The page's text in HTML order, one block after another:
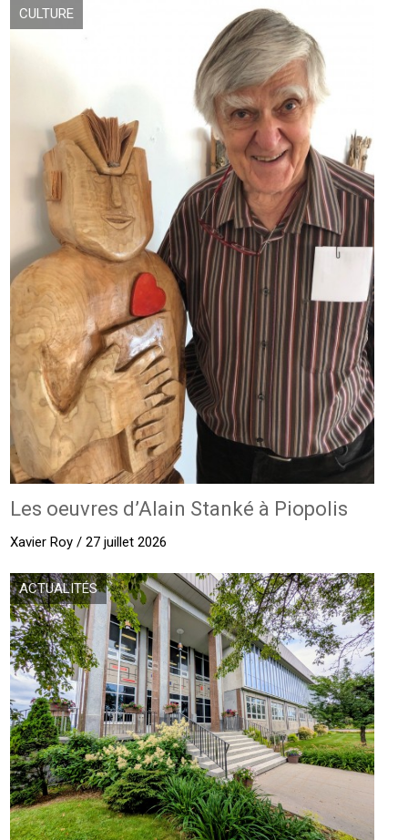
CULTURE
Les oeuvres d’Alain Stanké à Piopolis
Xavier Roy / 27 juillet 2026
ACTUALITÉS